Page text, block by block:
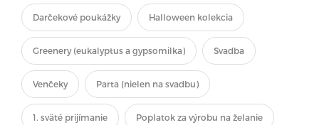
Darčekové poukážky Halloween kolekcia
Greenery (eukalyptus a gypsomilka) Svadba
Venčeky Parta (nielen na svadbu)
1. sväté prijímanie Poplatok za výrobu na želanie